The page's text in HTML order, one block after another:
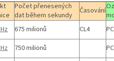
Počet přenesených
dat během sekundy
Časování
675 milionů CL4
750 milionů